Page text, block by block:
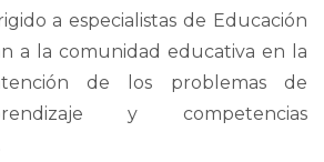
a especialistas de Educación
a la comunidad educativa en la
de los problemas de
y competencias